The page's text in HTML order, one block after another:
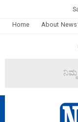
Home
About